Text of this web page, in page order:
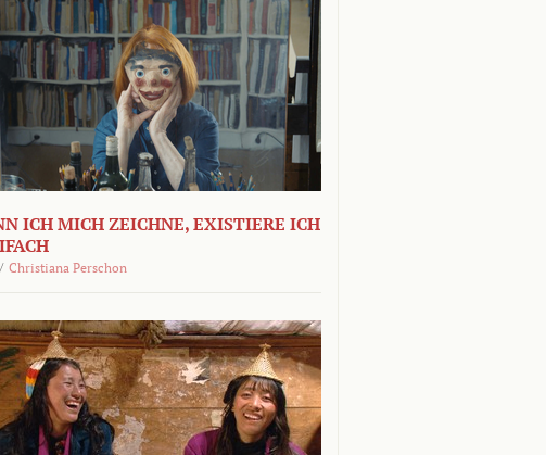
ICH MICH ZEICHNE, EXISTIERE ICH
/ Christiana Perschon